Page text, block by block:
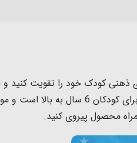
این اسباب بازی لگو کلاسیک 1553 تکه، توانایی و مهارت های ذهنی کودک خود را
شاد و مفرحی را برایشان محیا کنید. لگو کلاسیک 1553 تکه یک اسباب بازی فوق العاده جذاب و سرگرم کننده و یک هدیه فوق العاده برای
محصول پیروی کنید.